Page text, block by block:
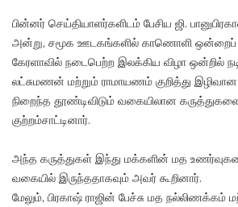
பின்னர் செய்தியாளர்களிடம் பேசிய ஜி.
அன்று, சமூக ஊடகங்களில் காணொளி ஒன்றைப்
கேரளாவில் நடைபெற்ற இலக்கிய விழா ஒன்றில்
லட்சுமணன் மற்றும் ராமாயணம் குறித்து
நிறைந்த தூண்டிவிடும் வகையிலான
குற்றம்சாட்டினார்.
அந்த கருத்துகள் இந்து மக்களின் மத
வகையில் இருந்ததாகவும் அவர் கூறினார்.
மேலும், பிரகாஷ் ராஜின் பேச்சு மத நல்லிணக்கம்